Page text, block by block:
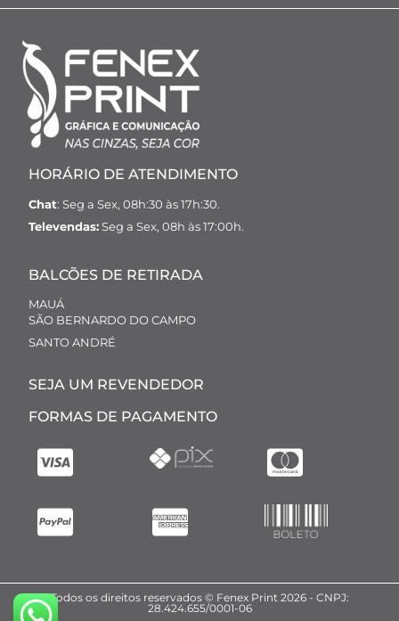
HORÁRIO DE ATENDIMENTO
Chat: Seg a Sex, 08h:30 às 17h:30.
Televendas:Seg a Sex, 08h às 17:00h.
BALCÕES DE RETIRADA
MAUÁ
SÃO BERNARDO DO CAMPO
SANTO ANDRÉ
SEJA UM REVENDEDOR
FORMAS DE PAGAMENTO
Todos os direitos reservados © Fenex Print 2026 - CNPJ:
28.424.655/0001-06